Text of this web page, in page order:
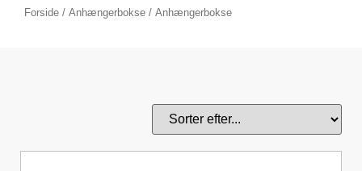
Forside / Anhængerbokse / Anhængerbokse